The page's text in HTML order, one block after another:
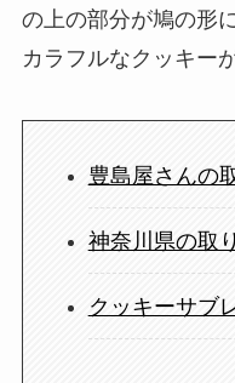
の上の部分が鳩の形
カラフルなクッキー
豊島屋さんの
神奈川県の取
クッキーサブ